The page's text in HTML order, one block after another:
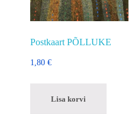
Postkaart PÕLLUKE
1,80 €
Lisa korvi